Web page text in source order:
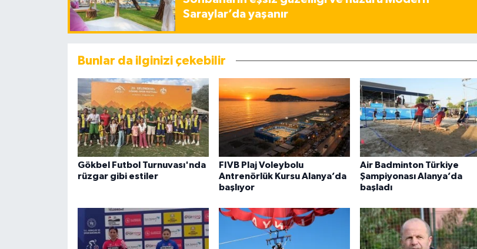
Saraylar’da yaşanır
Bunlar da ilginizi çekebilir
Gökbel Futbol Turnuvası'nda
rüzgar gibi estiler
FIVB Plaj Voleybolu
Antrenörlük Kursu Alanya’da
başlıyor
Air Badminton Türkiye
Şampiyonası Alanya’da
başladı